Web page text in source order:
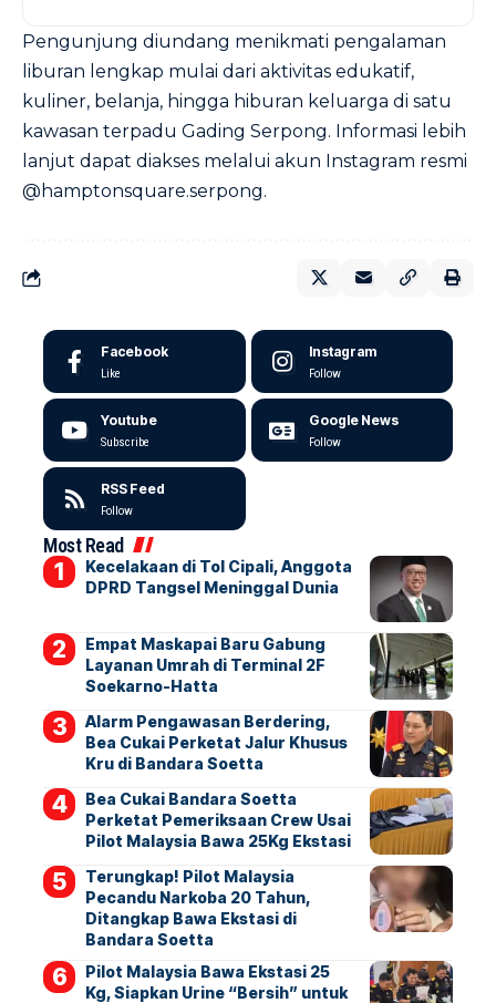
Pengunjung diundang menikmati pengalaman
liburan lengkap mulai dari aktivitas edukatif,
kuliner, belanja, hingga hiburan keluarga di satu
kawasan terpadu Gading Serpong. Informasi lebih
lanjut dapat diakses melalui akun Instagram resmi
@hamptonsquare.serpong.
Facebook
Like
Instagram
Follow
Youtube
Subscribe
Google News
Follow
RSS Feed
Follow
Most Read
Kecelakaan di Tol Cipali, Anggota
DPRD Tangsel Meninggal Dunia
Empat Maskapai Baru Gabung
Layanan Umrah di Terminal 2F
Soekarno-Hatta
Alarm Pengawasan Berdering,
Bea Cukai Perketat Jalur Khusus
Kru di Bandara Soetta
Bea Cukai Bandara Soetta
Perketat Pemeriksaan Crew Usai
Pilot Malaysia Bawa 25Kg Ekstasi
Terungkap! Pilot Malaysia
Pecandu Narkoba 20 Tahun,
Ditangkap Bawa Ekstasi di
Bandara Soetta
Pilot Malaysia Bawa Ekstasi 25
Kg, Siapkan Urine “Bersih” untuk